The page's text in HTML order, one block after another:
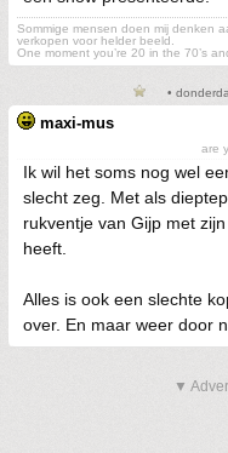
Sommige mensen doen mij denken
verkopen voor helder beeld.
One moment you’re 20 in the 70’s
•
maxi-mus
are
Ik wil het soms nog wel
slecht zeg. Met als
rukventje van Gijp met
heeft.
Alles is ook een slechte
over. En maar weer door
▼